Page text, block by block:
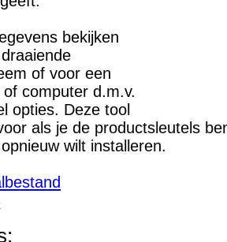
bekijken
of voor een
computer d.m.v.
opties. Deze tool
als je de productsleutels
wilt installeren.